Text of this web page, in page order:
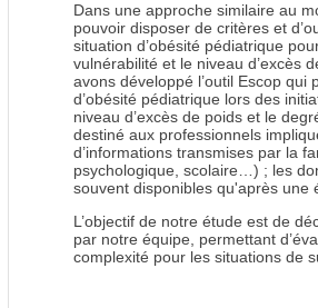
Dans une approche similaire au
pouvoir disposer de critères et
situation d’obésité pédiatrique
vulnérabilité et le niveau d’excès
avons développé l’outil Escop
d’obésité pédiatrique lors des
niveau d’excès de poids et le
destiné aux professionnels
d’informations transmises par la
psychologique, scolaire…) ; les
souvent disponibles qu'après une
L’objectif de notre étude est de
par notre équipe, permettant
complexité pour les situations de